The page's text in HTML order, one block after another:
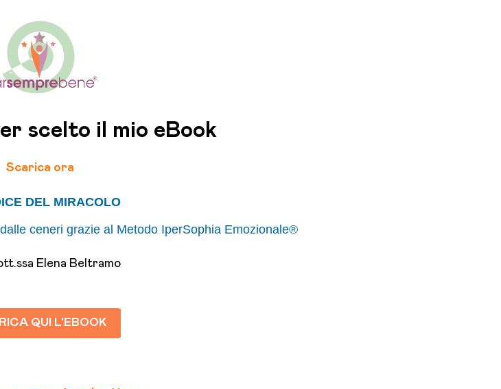
scelto il mio eBook
Scarica ora
DEL MIRACOLO
ceneri grazie al Metodo IperSophia Emozionale®
Elena Beltramo
QUI L'EBOOK